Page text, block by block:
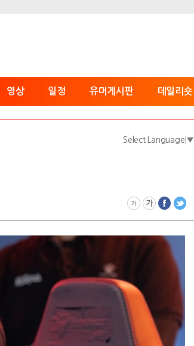
영상 일정 유머게시판 데일리숏
Select Language ▼